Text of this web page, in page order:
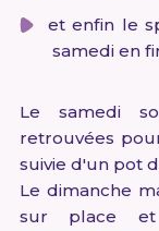
et enfin le
samedi en
Le samedi
retrouvées
suivie d'un pot
Le dimanche
sur place et